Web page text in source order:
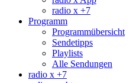
radio x +7
Programm
Programmübersicht
Sendetipps
Playlists
Alle Sendungen
radio x +7